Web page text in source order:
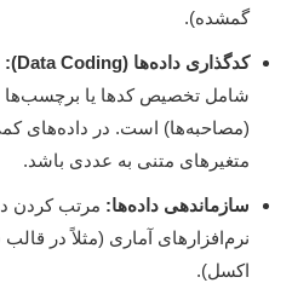
گمشده).
کدگذاری داده‌ها (Data Coding):
شامل تخصیص کدها یا برچسب‌ها
(مصاحبه‌ها) است. در داده‌های
متغیرهای متنی به عددی باشد.
سازماندهی داده‌ها: مرتب کردن
نرم‌افزارهای آماری (مثلاً در
اکسل).